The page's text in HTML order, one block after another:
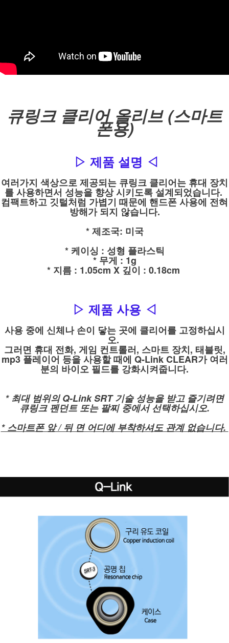
큐링크 클리어 올리브 (스마트
폰용)
▷ 제품 설명 ◁
여러가지 색상으로 제공되는 큐링크 클리어는 휴대 장치
를 사용하면서 성능을 향상 시키도록 설계되었습니다.
컴팩트하고 깃털처럼 가볍기 때문에 핸드폰 사용에 전혀
방해가 되지 않습니다.
* 제조국: 미국
* 케이싱 : 성형 플라스틱
* 무게 : 1g
* 지름 : 1.05cm X 깊이 : 0.18cm
▷ 제품 사용 ◁
사용 중에 신체나 손이 닿는 곳에 클리어를 고정하십시
오.
그러면 휴대 전화, 게임 컨트롤러, 스마트 장치, 태블릿,
mp3 플레이어 등을 사용할 때에 Q-Link CLEAR가 여러
분의 바이오 필드를 강화시켜줍니다.
* 최대 범위의 Q-Link SRT 기술 성능을 받고 즐기려면
큐링크 펜던트 또는 팔찌 중에서 선택하십시오.
* 스마트폰 앞 / 뒤 면 어디에 부착하셔도 관계 없습니다.